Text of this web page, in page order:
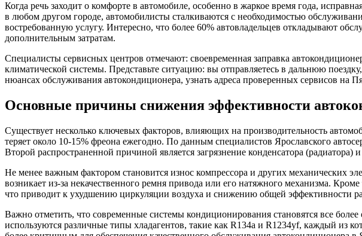
Когда речь заходит о комфорте в автомобиле, особенно в жаркое время года,
в любом другом городе, автомобилисты сталкиваются с необходимостью
востребованную услугу. Интересно, что более 60% автовладельцев откладывают
дополнительным затратам.
Специалисты сервисных центров отмечают: своевременная заправка
климатической системы. Представьте ситуацию: вы отправляетесь в дальнюю
нюансах обслуживания автокондиционера, узнать адреса проверенных сервисов на
Основные причины снижения эффективности
Существует несколько ключевых факторов, влияющих на производительность
теряет около 10-15% фреона ежегодно. По данным специалистов Ярославского
Второй распространенной причиной является загрязнение конденсатора
Не менее важным фактором становится износ компрессора и других механических
возникает из-за некачественного ремня привода или его натяжного механизма.
что приводит к ухудшению циркуляции воздуха и снижению общей эффективности
Важно отметить, что современные системы кондиционирования становятся все
используются различные типы хладагентов, такие как R134a и R1234yf, каждый из